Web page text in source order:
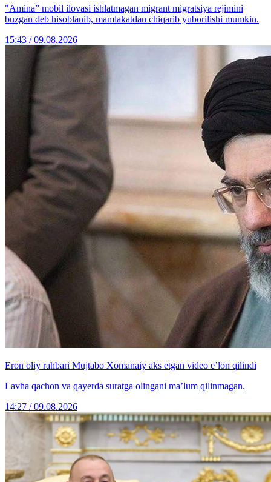
"Amina” mobil ilovasi ishlatmagan migrant migratsiya rejimini
buzgan deb hisoblanib, mamlakatdan chiqarib yuborilishi mumkin.
15:43 / 09.08.2026
Eron oliy rahbari Mujtabo Xomanaiy aks etgan video e’lon qilindi
Lavha qachon va qayerda suratga olingani ma’lum qilinmagan.
14:27 / 09.08.2026